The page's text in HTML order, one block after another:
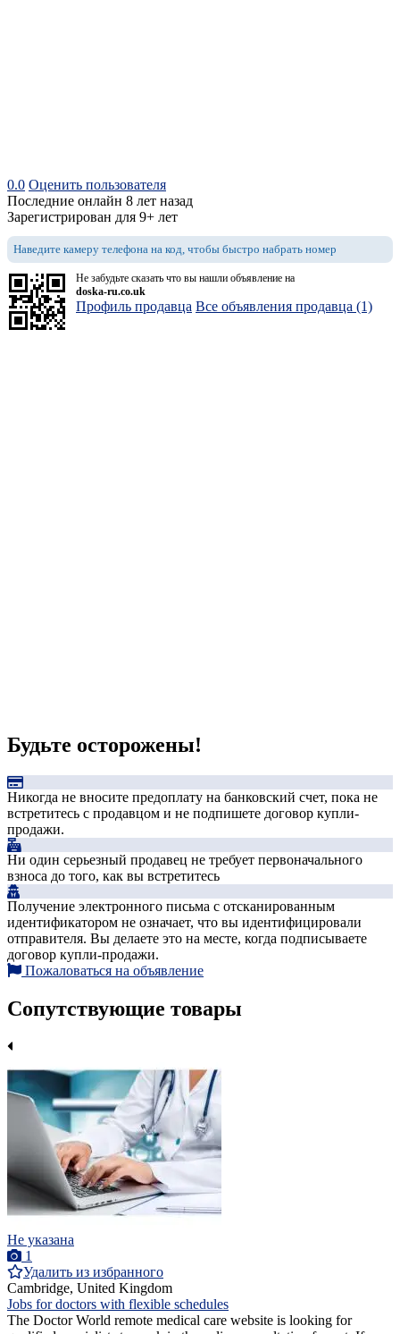
0.0 Оценить пользователя
Последние онлайн 8 лет назад
Зарегистрирован для 9+ лет
Наведите камеру телефона на код, чтобы быстро набрать номер
Не забудьте сказать что вы нашли объявление на
doska-ru.co.uk
Профиль продавца Все объявления продавца (1)
Будьте осторожены!
Никогда не вносите предоплату на банковский счет, пока не
встретитесь с продавцом и не подпишете договор купли-
продажи.
Ни один серьезный продавец не требует первоначального
взноса до того, как вы встретитесь
Получение электронного письма с отсканированным
идентификатором не означает, что вы идентифицировали
отправителя. Вы делаете это на месте, когда подписываете
договор купли-продажи.
Пожаловаться на объявление
Сопутствующие товары
Не указана
1
Удалить из избранного
Cambridge, United Kingdom
Jobs for doctors with flexible schedules
The Doctor World remote medical care website is looking for